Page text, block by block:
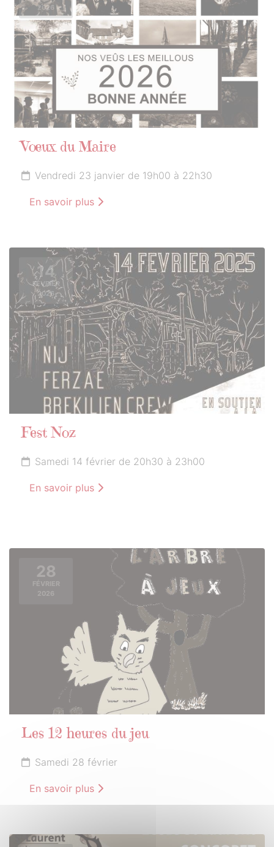
2026
Vœux du Maire
Vendredi 23 janvier de 19h00 à 22h30
En savoir plus
14
FÉVRIER
2026
Fest Noz
Samedi 14 février de 20h30 à 23h00
En savoir plus
28
FÉVRIER
2026
Les 12 heures du jeu
Samedi 28 février
En savoir plus